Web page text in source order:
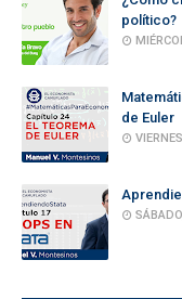
político?
de Euler